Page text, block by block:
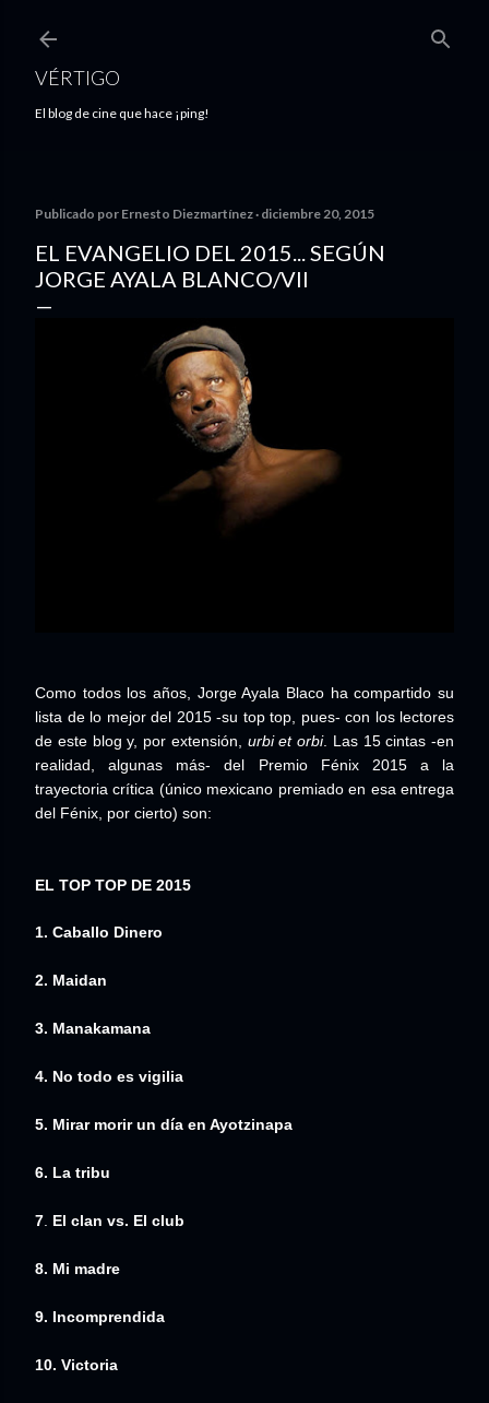
VÉRTIGO
El blog de cine que hace ¡ping!
Publicado por Ernesto Diezmartínez diciembre 20, 2015
EL EVANGELIO DEL 2015... SEGÚN
JORGE AYALA BLANCO/VII
Como todos los años, Jorge Ayala Blaco ha compartido su
lista de lo mejor del 2015 -su top top, pues- con los lectores
de este blog y, por extensión, urbi et orbi. Las 15 cintas -en
realidad, algunas más- del Premio Fénix 2015 a la
trayectoria crítica (único mexicano premiado en esa entrega
del Fénix, por cierto) son:
EL TOP TOP DE 2015
1. Caballo Dinero
2. Maidan
3. Manakamana
4. No todo es vigilia
5. Mirar morir un día en Ayotzinapa
6. La tribu
7 El clan vs. El club
8. Mi madre
9. Incomprendida
10. Victoria